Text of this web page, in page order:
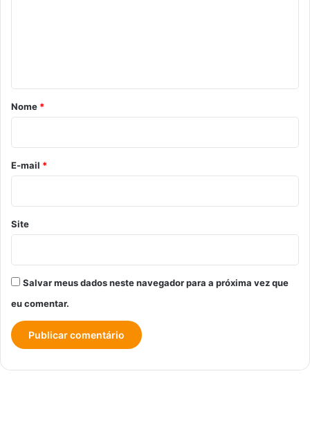
r
o
*
Nome *
E-mail *
Site
Salvar meus dados neste navegador para a próxima vez que
eu comentar.